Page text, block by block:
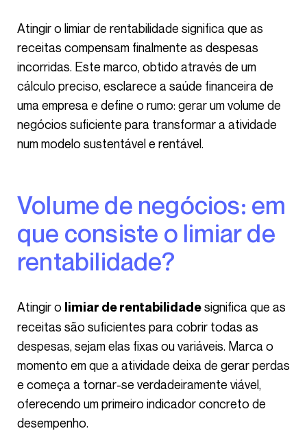
Atingir o limiar de rentabilidade significa que as
receitas compensam finalmente as despesas
incorridas. Este marco, obtido através de um
cálculo preciso, esclarece a saúde financeira de
uma empresa e define o rumo: gerar um volume de
negócios suficiente para transformar a atividade
num modelo sustentável e rentável.
Volume de negócios: em
que consiste o limiar de
rentabilidade?
Atingir o limiar de rentabilidadesignifica que as
receitas são suficientes para cobrir todas as
despesas, sejam elas fixas ou variáveis. Marca o
momento em que a atividade deixa de gerar perdas
e começa a tornar-se verdadeiramente viável,
oferecendo um primeiro indicador concreto de
desempenho.